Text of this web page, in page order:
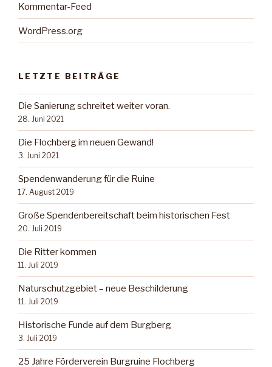
Kommentar-Feed
WordPress.org
LETZTE BEITRÄGE
Die Sanierung schreitet weiter voran.
28. Juni 2021
Die Flochberg im neuen Gewand!
3. Juni 2021
Spendenwanderung für die Ruine
17. August 2019
Große Spendenbereitschaft beim historischen Fest
20. Juli 2019
Die Ritter kommen
11. Juli 2019
Naturschutzgebiet – neue Beschilderung
11. Juli 2019
Historische Funde auf dem Burgberg
3. Juli 2019
25 Jahre Förderverein Burgruine Flochberg